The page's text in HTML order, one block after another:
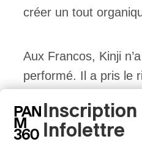
créer un tout
Aux Francos, Kinji
performé. Il a pris le
précisément là que le
toute sa force.
Inscription
Infolettre